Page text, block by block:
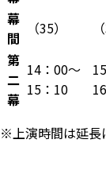
幕
間
（35）
第
二
幕
14：00～
15：10
※上演時間は延長